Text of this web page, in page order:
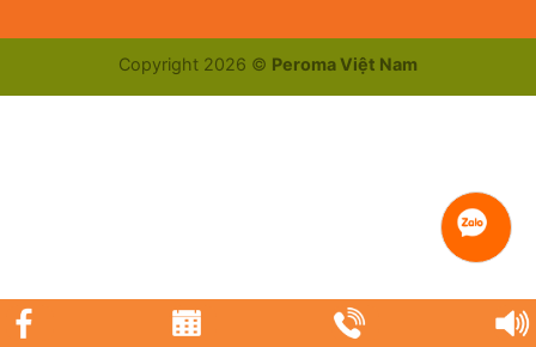
Copyright 2026 © Peroma Việt Nam